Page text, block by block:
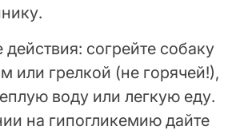
согрейте собаку
или грелкой (не горячей!),
воду или легкую еду.
на гипогликемию дайте